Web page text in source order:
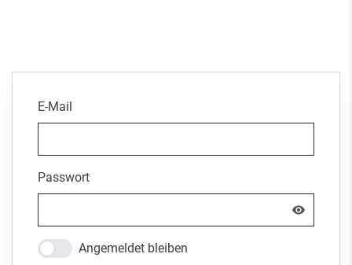
E-Mail
Passwort
Angemeldet bleiben